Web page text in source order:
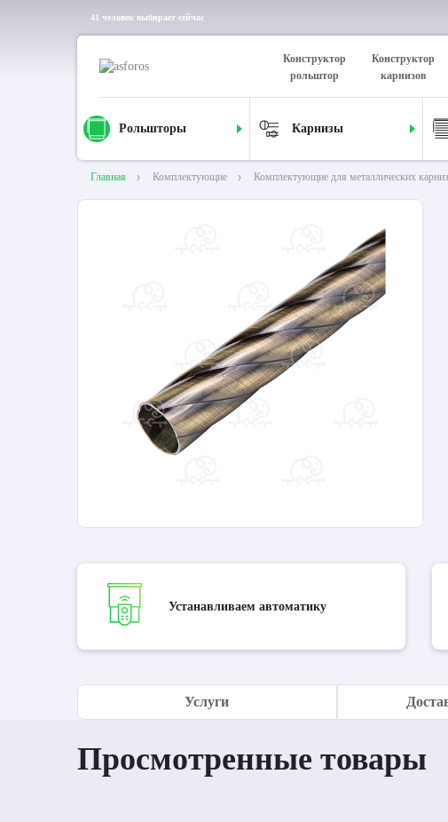
41 человек выбирает сейчас
Конструктор
рольштор
Конструктор
карнизов
Рольшторы Карнизы
Главная Комплектующие Комплектующие для металлических
Устанавливаем автоматику
Услуги
Просмотренные товары